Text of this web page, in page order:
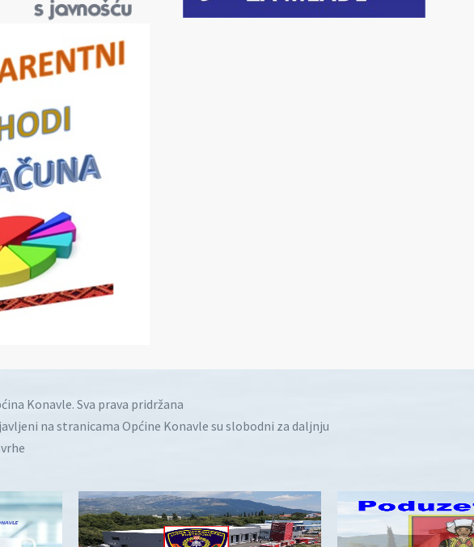
Konavle. Sva prava pridržana
na stranicama Općine Konavle su slobodni za daljnju